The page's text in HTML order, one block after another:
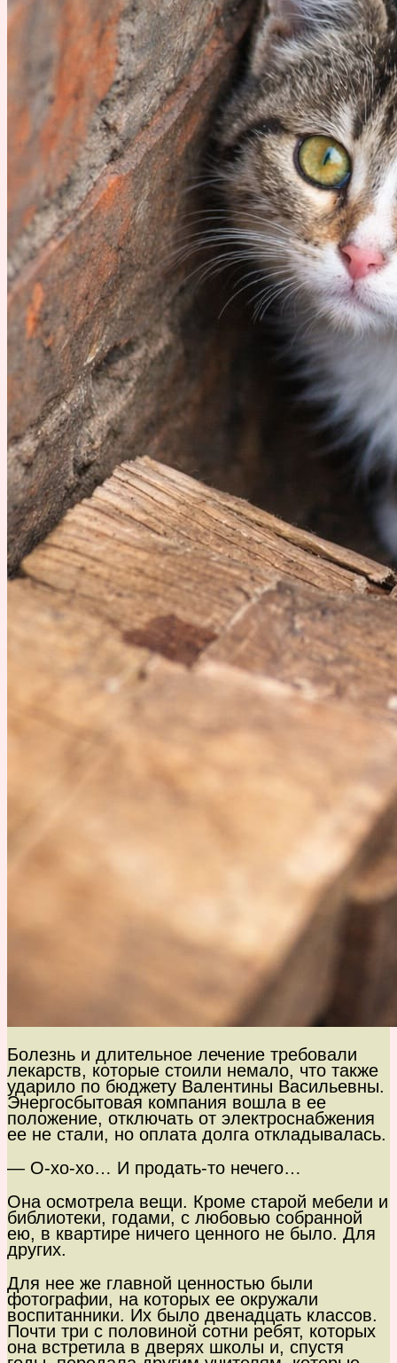
Болезнь и длительное лечение требовали
лекарств, которые стоили немало, что также
ударило по бюджету Валентины Васильевны.
Энергосбытовая компания вошла в ее
положение, отключать от электроснабжения
ее не стали, но оплата долга откладывалась.
— О-хо-хо… И продать-то нечего…
Она осмотрела вещи. Кроме старой мебели и
библиотеки, годами, с любовью собранной
ею, в квартире ничего ценного не было. Для
других.
Для нее же главной ценностью были
фотографии, на которых ее окружали
воспитанники. Их было двенадцать классов.
Почти три с половиной сотни ребят, которых
она встретила в дверях школы и, спустя